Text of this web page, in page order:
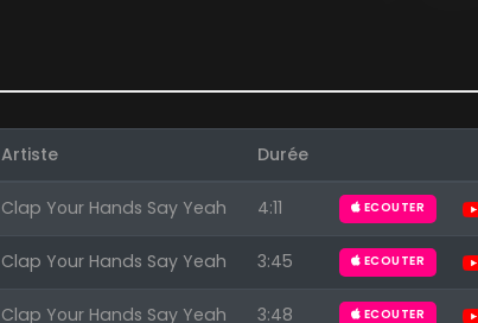
Artiste Durée
Clap Your Hands Say Yeah 4:11 ECOUTER
Clap Your Hands Say Yeah 3:45 ECOUTER
Clap Your Hands Say Yeah 3:48 ECOUTER